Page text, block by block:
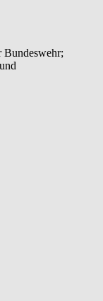
Bundeswehr;